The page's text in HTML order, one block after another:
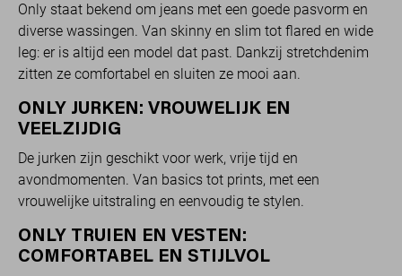
Only staat bekend om jeans met een goede pasvorm en
diverse wassingen. Van skinny en slim tot flared en wide
leg: er is altijd een model dat past. Dankzij stretchdenim
zitten ze comfortabel en sluiten ze mooi aan.
ONLY JURKEN: VROUWELIJK EN
VEELZIJDIG
De jurken zijn geschikt voor werk, vrije tijd en
avondmomenten. Van basics tot prints, met een
vrouwelijke uitstraling en eenvoudig te stylen.
ONLY TRUIEN EN VESTEN:
COMFORTABEL EN STIJLVOL